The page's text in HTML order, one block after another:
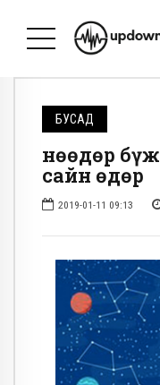
БУСАД
Өнөөдөр
сайн өдөр
2019-01-11 09:13